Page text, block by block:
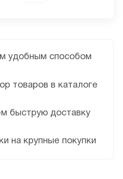
удобным способом
товаров в каталоге
быструю доставку
на крупные покупки